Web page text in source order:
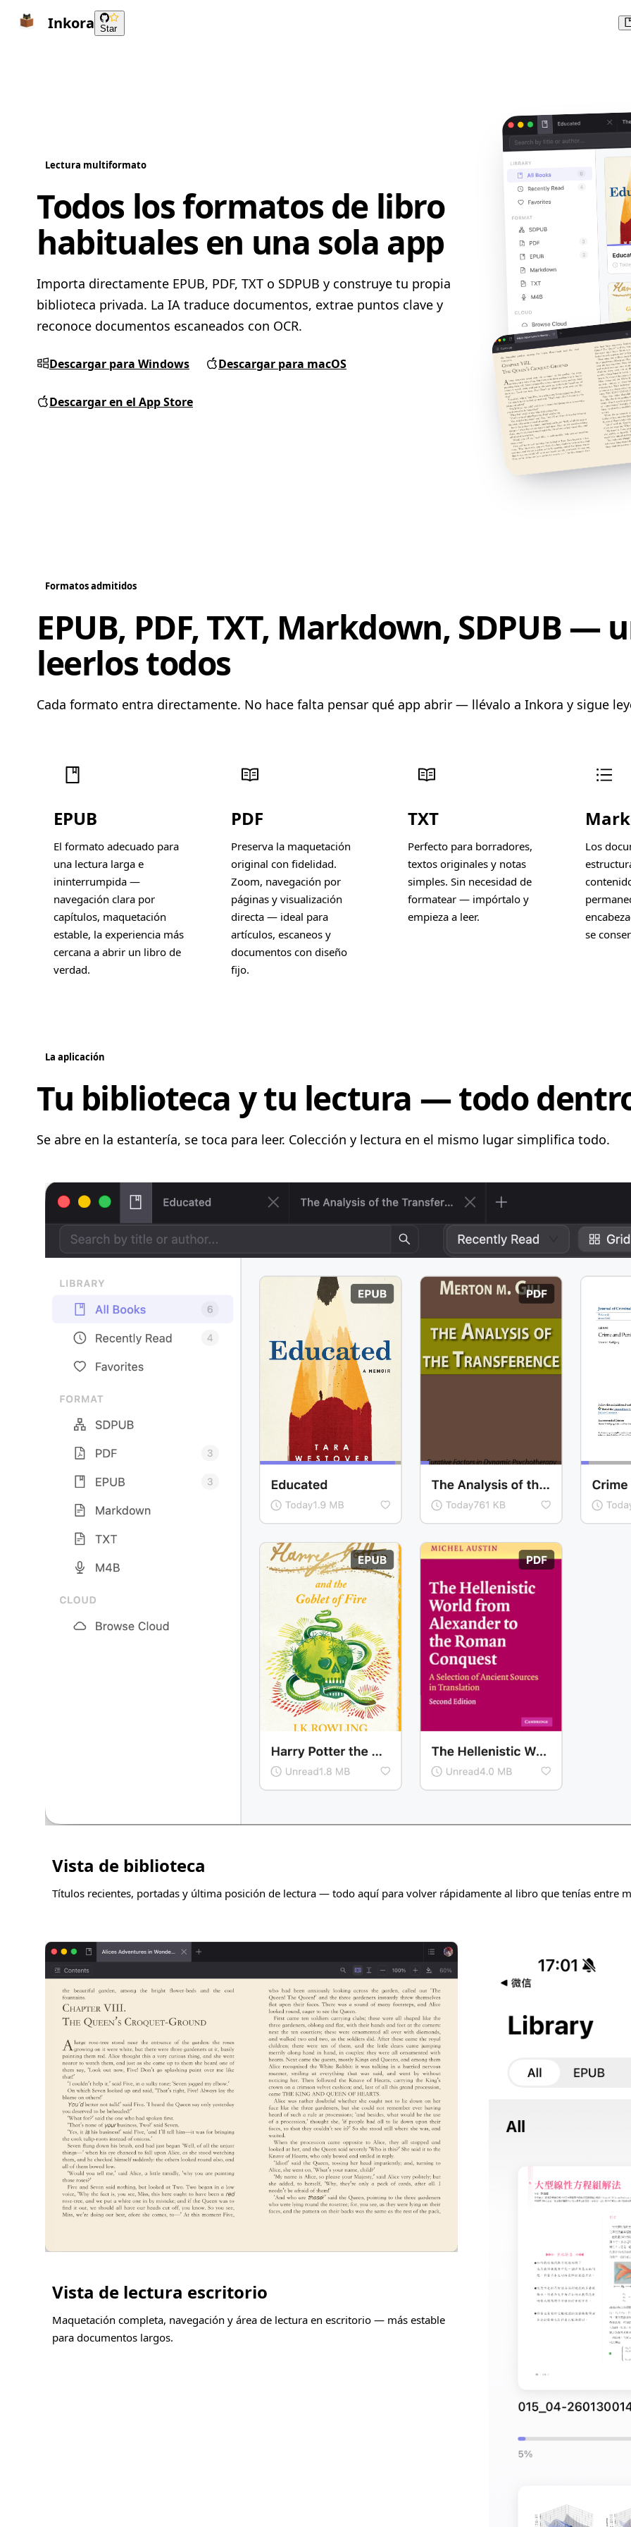
Inkora Star
Lectura multiformato
Todos los formatos de libro
habituales en una sola app
Importa directamente EPUB, PDF, TXT o SDPUB y construye tu propia
biblioteca privada. La IA traduce documentos, extrae puntos clave y
reconoce documentos escaneados con OCR.
Descargar para Windows Descargar para macOS
Descargar en el App Store
Formatos admitidos
EPUB, PDF, TXT, Markdown, SDPUB —
leerlos todos
Cada formato entra directamente. No hace falta pensar qué app abrir — llévalo a Inkora y sigue
EPUB
El formato adecuado para
una lectura larga e
ininterrumpida —
navegación clara por
capítulos, maquetación
estable, la experiencia más
cercana a abrir un libro de
verdad.
PDF
Preserva la maquetación
original con fidelidad.
Zoom, navegación por
páginas y visualización
directa — ideal para
artículos, escaneos y
documentos con diseño
fijo.
TXT
Perfecto para borradores,
textos originales y notas
simples. Sin necesidad de
formatear — impórtalo y
empieza a leer.
Los
se
La aplicación
Tu biblioteca y tu lectura — todo
Se abre en la estantería, se toca para leer. Colección y lectura en el mismo lugar simplifica todo.
Vista de biblioteca
Títulos recientes, portadas y última posición de lectura — todo aquí para volver rápidamente al libro que tenías entre
Vista de lectura escritorio
Maquetación completa, navegación y área de lectura en escritorio — más estable
para documentos largos.